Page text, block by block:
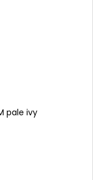
pale ivy